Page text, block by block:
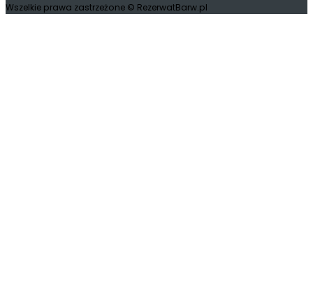
Wszelkie prawa zastrzeżone © RezerwatBarw.pl